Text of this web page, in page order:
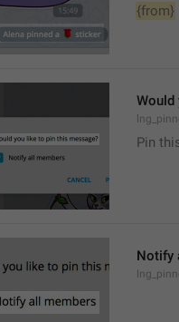
{from}
Would
Pin
Notify